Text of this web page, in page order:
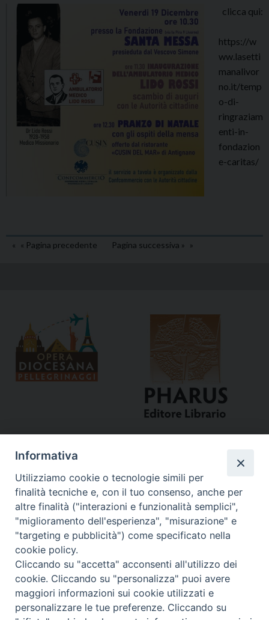
clicca qui:
https://w
ww.lasetti
manalivor
no.it/temp
o-di-
ringraziam
enti-in-
fondazion
e-caritas/
« Pagina precedente Pagina successiva »
Curia
Via del Seminario, 61 - 57122 Livorno LI
Tel. 0586 276211
Fax 0586 276243
segreve@livorno.chiesacattolica.it
Informativa
Utilizziamo cookie o tecnologie simili per
finalità tecniche e, con il tuo consenso, anche per
altre finalità ("interazioni e funzionalità semplici",
"miglioramento dell'esperienza", "misurazione" e
"targeting e pubblicità") come specificato nella
cookie policy.
Cliccando su "accetta" acconsenti all'utilizzo dei
cookie. Cliccando su "personalizza" puoi avere
maggiori informazioni sui cookie utilizzati e
personalizzare le tue preferenze. Cliccando su